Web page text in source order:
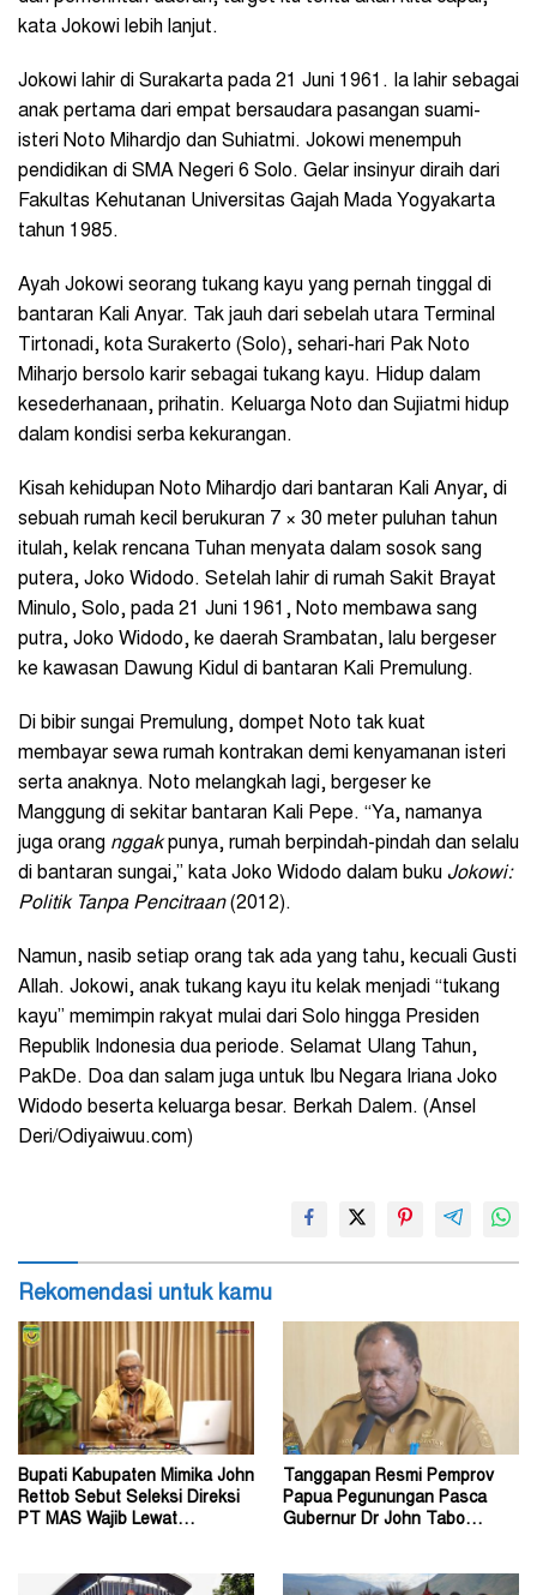
kata Jokowi lebih lanjut.
Jokowi lahir di Surakarta pada 21 Juni 1961. Ia lahir sebagai
anak pertama dari empat bersaudara pasangan suami-
isteri Noto Mihardjo dan Suhiatmi. Jokowi menempuh
pendidikan di SMA Negeri 6 Solo. Gelar insinyur diraih dari
Fakultas Kehutanan Universitas Gajah Mada Yogyakarta
tahun 1985.
Ayah Jokowi seorang tukang kayu yang pernah tinggal di
bantaran Kali Anyar. Tak jauh dari sebelah utara Terminal
Tirtonadi, kota Surakerto (Solo), sehari-hari Pak Noto
Miharjo bersolo karir sebagai tukang kayu. Hidup dalam
kesederhanaan, prihatin. Keluarga Noto dan Sujiatmi hidup
dalam kondisi serba kekurangan.
Kisah kehidupan Noto Mihardjo dari bantaran Kali Anyar, di
sebuah rumah kecil berukuran 7 × 30 meter puluhan tahun
itulah, kelak rencana Tuhan menyata dalam sosok sang
putera, Joko Widodo. Setelah lahir di rumah Sakit Brayat
Minulo, Solo, pada 21 Juni 1961, Noto membawa sang
putra, Joko Widodo, ke daerah Srambatan, lalu bergeser
ke kawasan Dawung Kidul di bantaran Kali Premulung.
Di bibir sungai Premulung, dompet Noto tak kuat
membayar sewa rumah kontrakan demi kenyamanan isteri
serta anaknya. Noto melangkah lagi, bergeser ke
Manggung di sekitar bantaran Kali Pepe. “Ya, namanya
juga orang nggakpunya, rumah berpindah-pindah dan selalu
di bantaran sungai,” kata Joko Widodo dalam buku Jokowi:
Politik Tanpa Pencitraan(2012).
Namun, nasib setiap orang tak ada yang tahu, kecuali Gusti
Allah. Jokowi, anak tukang kayu itu kelak menjadi “tukang
kayu” memimpin rakyat mulai dari Solo hingga Presiden
Republik Indonesia dua periode. Selamat Ulang Tahun,
PakDe. Doa dan salam juga untuk Ibu Negara Iriana Joko
Widodo beserta keluarga besar. Berkah Dalem. (Ansel
Deri/Odiyaiwuu.com)
Rekomendasi untuk kamu
Bupati Kabupaten Mimika John
Rettob Sebut Seleksi Direksi
PT MAS Wajib Lewat
Tanggapan Resmi Pemprov
Papua Pegunungan Pasca
Gubernur Dr John Tabo